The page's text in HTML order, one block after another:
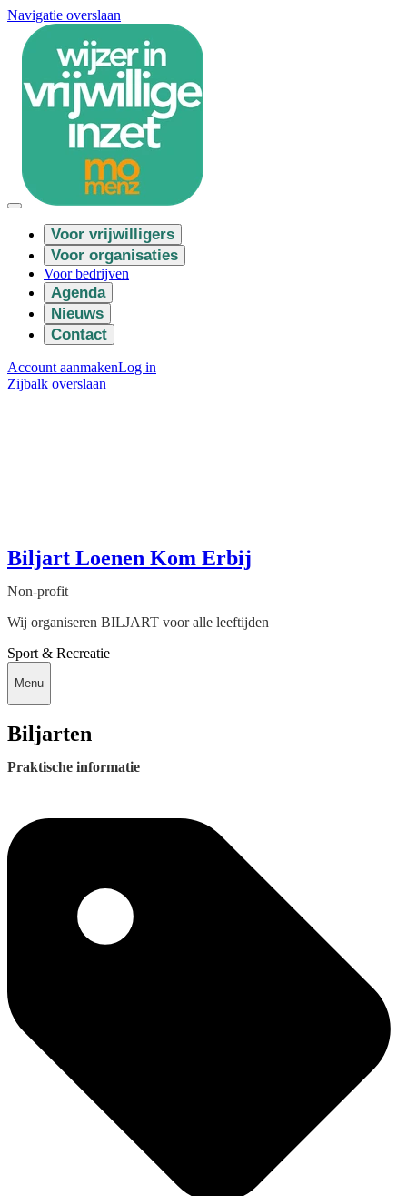
Navigatie overslaan
Voor vrijwilligers
Voor organisaties
Voor bedrijven
Agenda
Nieuws
Contact
Account aanmakenLog in
Zijbalk overslaan
Biljart Loenen Kom Erbij
Non-profit
Wij organiseren BILJART voor alle leeftijden
Sport & Recreatie
Menu
Biljarten
Praktische informatie